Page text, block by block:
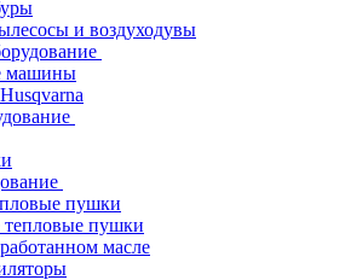
и воздуходувы
машины
пушки
тепловые пушки
масле